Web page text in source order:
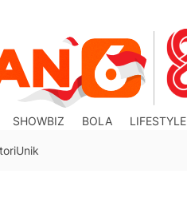
SHOWBIZ BOLA LIFESTYLE
Unik